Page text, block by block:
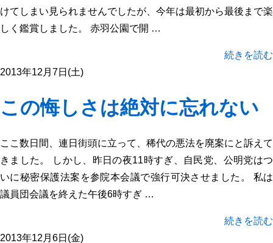
けてしまい見られませんでしたが、今年は最初から最後まで楽
しく鑑賞しました。 赤羽公園で開 …
続きを読む
2013年12月7日(土)
この悔しさは絶対に忘れない
ここ数日間、連日街頭に立って、稀代の悪法を廃案にと訴えて
きました。 しかし、昨日の夜11時すぎ、自民党、公明党はつ
いに秘密保護法案を参院本会議で強行可決させました。 私は
議員団会議を終えた午後6時すぎ …
続きを読む
2013年12月6日(金)